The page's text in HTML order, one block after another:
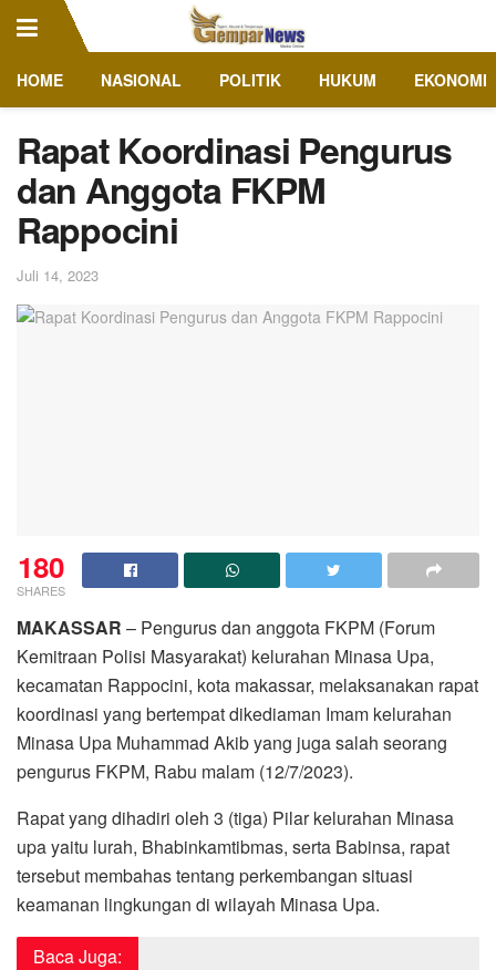
HOME NASIONAL POLITIK HUKUM EKONOMI
Rapat Koordinasi Pengurus
dan Anggota FKPM
Rappocini
Juli 14, 2023
180
SHARES
MAKASSAR – Pengurus dan anggota FKPM (Forum
Kemitraan Polisi Masyarakat) kelurahan Minasa Upa,
kecamatan Rappocini, kota makassar, melaksanakan rapat
koordinasi yang bertempat dikediaman Imam kelurahan
Minasa Upa Muhammad Akib yang juga salah seorang
pengurus FKPM, Rabu malam (12/7/2023).
Rapat yang dihadiri oleh 3 (tiga) Pilar kelurahan Minasa
upa yaitu lurah, Bhabinkamtibmas, serta Babinsa, rapat
tersebut membahas tentang perkembangan situasi
keamanan lingkungan di wilayah Minasa Upa.
Baca Juga: